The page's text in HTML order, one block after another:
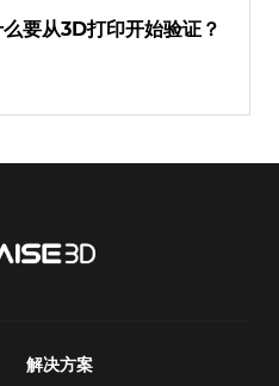
要从3D打印开始验证？
解决方案